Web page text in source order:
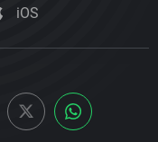
iOS